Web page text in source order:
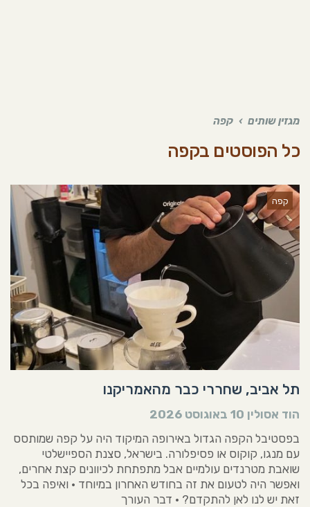
מגזין שותים › קפה
כל הפוסטים בקפה
קפה
תל אביב, שחררי כבר מהאמריקנו
הוד אסולין 10 באוגוסט 2026
בפסטיבל הקפה הגדול באירופה המיקוד היה על קפה שמותסס
עם מנגו, קוקוס או פסיפלורה. בישראל, סצנת הספיישלטי
שואבת מטרנדים עולמיים אבל מתפתחת לכיוונים קצת אחרים,
ואפשר היה לטעום את זה בחודש האחרון במיוחד • ואיפה בכל
זאת יש לנו לאן להתקדם? • דבר העורך